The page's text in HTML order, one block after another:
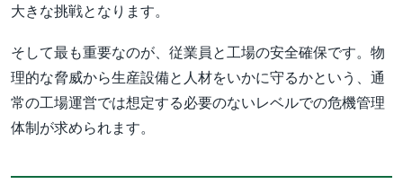
大きな挑戦となります。
そして最も重要なのが、従業員と工場の安全確保です。物
理的な脅威から生産設備と人材をいかに守るかという、通
常の工場運営では想定する必要のないレベルでの危機管理
体制が求められます。